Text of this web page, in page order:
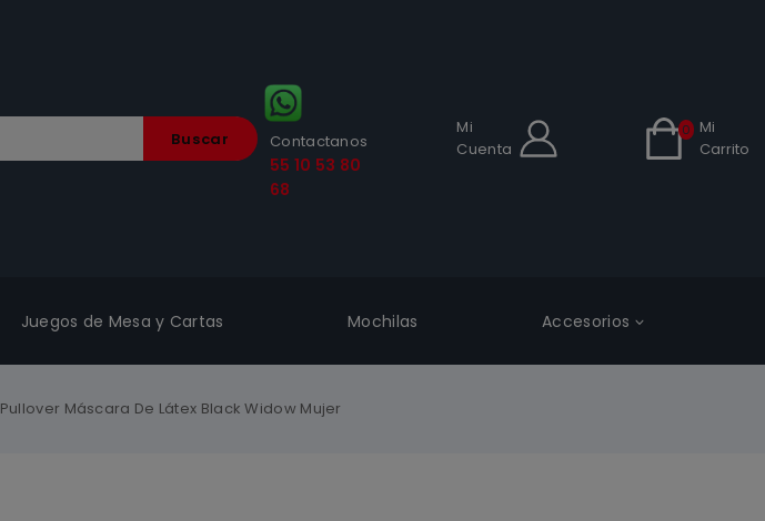
Buscar Contactanos
55 10 53 80
68
Mi
Cuenta
0
Mi
Carrito
Juegos de Mesa y Cartas Mochilas Accesorios
Pullover Máscara De Látex Black Widow Mujer